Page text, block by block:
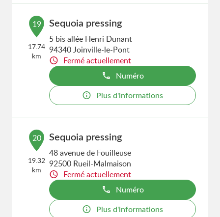
19
17.74
km
Sequoia pressing
5 bis allée Henri Dunant
94340 Joinville-le-Pont
Fermé actuellement
Numéro
Plus d'informations
20
19.32
km
Sequoia pressing
48 avenue de Fouilleuse
92500 Rueil-Malmaison
Fermé actuellement
Numéro
Plus d'informations